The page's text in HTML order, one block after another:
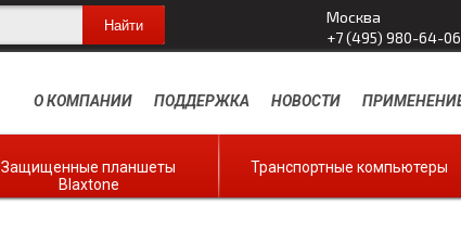
Москва
+7 (495) 980-64-06
О КОМПАНИИ ПОДДЕРЖКА НОВОСТИ
Защищенные планшеты
Blaxtone
Транспортные компьютеры